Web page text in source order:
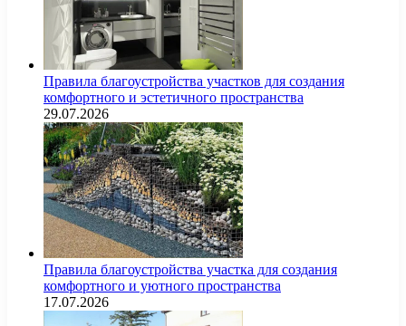
Правила благоустройства участков для создания
комфортного и эстетичного пространства
29.07.2026
Правила благоустройства участка для создания
комфортного и уютного пространства
17.07.2026